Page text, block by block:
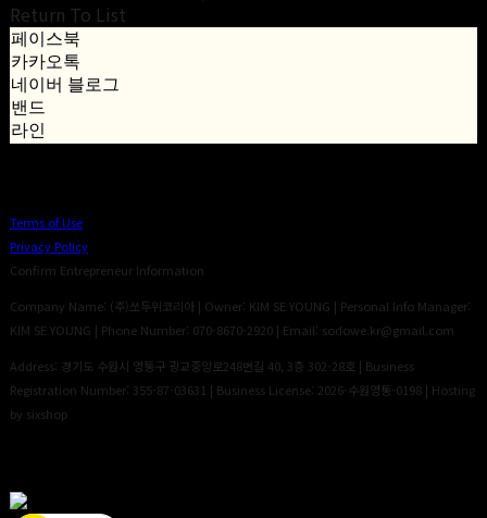
Return To List
페이스북
카카오톡
네이버 블로그
밴드
라인
Terms of Use
Privacy Policy
Confirm Entrepreneur Information
Company Name: (주)쏘두위코리아 | Owner: KIM SE YOUNG | Personal Info Manager:
KIM SE YOUNG | Phone Number: 070-8670-2920 | Email: sodowe.kr@gmail.com
Address: 경기도 수원시 영통구 광교중앙로248번길 40, 3층 302-28호 | Business
Registration Number: 355-87-03631 | Business License: 2026-수원영통-0198 | Hosting
by sixshop